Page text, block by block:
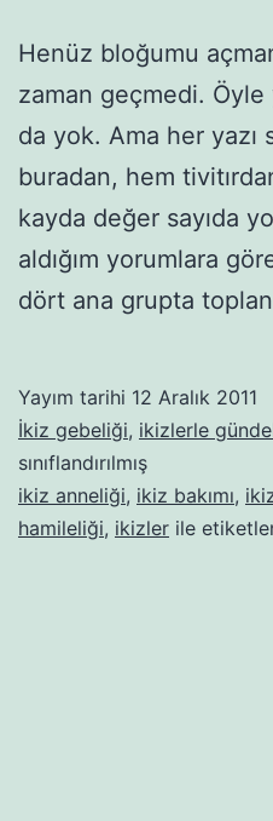
Henüz bloğumu
zaman geçmedi.
da yok. Ama her yazı
buradan, hem
kayda değer sayıda
aldığım yorumlara
dört ana grupta
Yayım tarihi 12 Aralık 2011
İkiz gebeliği, ikizlerle
sınıflandırılmış
ikiz anneliği, ikiz bakımı,
hamileliği, ikizler ile